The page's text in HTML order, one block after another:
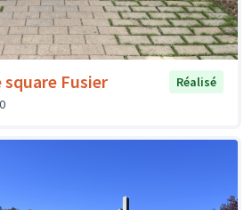
square Fusier
Réalisé
0